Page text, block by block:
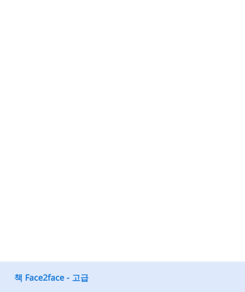
책 Face2face - 고급